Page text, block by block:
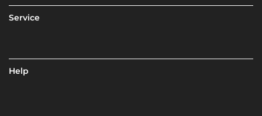
Service
Help